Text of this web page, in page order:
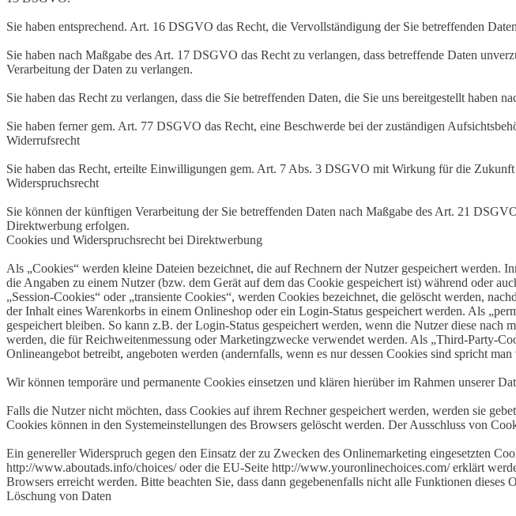
Sie haben entsprechend. Art. 16 DSGVO das Recht, die Vervollständigung der Sie betreffenden
Sie haben nach Maßgabe des Art. 17 DSGVO das Recht zu verlangen, dass betreffende Daten
Verarbeitung der Daten zu verlangen.
Sie haben das Recht zu verlangen, dass die Sie betreffenden Daten, die Sie uns bereitgestellt
Sie haben ferner gem. Art. 77 DSGVO das Recht, eine Beschwerde bei der zuständigen
Widerrufsrecht
Sie haben das Recht, erteilte Einwilligungen gem. Art. 7 Abs. 3 DSGVO mit Wirkung für die
Widerspruchsrecht
Sie können der künftigen Verarbeitung der Sie betreffenden Daten nach Maßgabe des Art. 21
Direktwerbung erfolgen.
Cookies und Widerspruchsrecht bei Direktwerbung
Als „Cookies“ werden kleine Dateien bezeichnet, die auf Rechnern der Nutzer gespeichert
die Angaben zu einem Nutzer (bzw. dem Gerät auf dem das Cookie gespeichert ist) während oder
„Session-Cookies“ oder „transiente Cookies“, werden Cookies bezeichnet, die gelöscht werden,
der Inhalt eines Warenkorbs in einem Onlineshop oder ein Login-Status gespeichert werden. Als
gespeichert bleiben. So kann z.B. der Login-Status gespeichert werden, wenn die Nutzer diese nach
werden, die für Reichweitenmessung oder Marketingzwecke verwendet werden. Als „Third-Party-
Onlineangebot betreibt, angeboten werden (andernfalls, wenn es nur dessen Cookies sind spricht
Wir können temporäre und permanente Cookies einsetzen und klären hierüber im Rahmen unserer
Falls die Nutzer nicht möchten, dass Cookies auf ihrem Rechner gespeichert werden, werden sie
Cookies können in den Systemeinstellungen des Browsers gelöscht werden. Der Ausschluss von
Ein genereller Widerspruch gegen den Einsatz der zu Zwecken des Onlinemarketing eingesetzten
http://www.aboutads.info/choices/ oder die EU-Seite http://www.youronlinechoices.com/ erklärt
Browsers erreicht werden. Bitte beachten Sie, dass dann gegebenenfalls nicht alle Funktionen dieses
Löschung von Daten